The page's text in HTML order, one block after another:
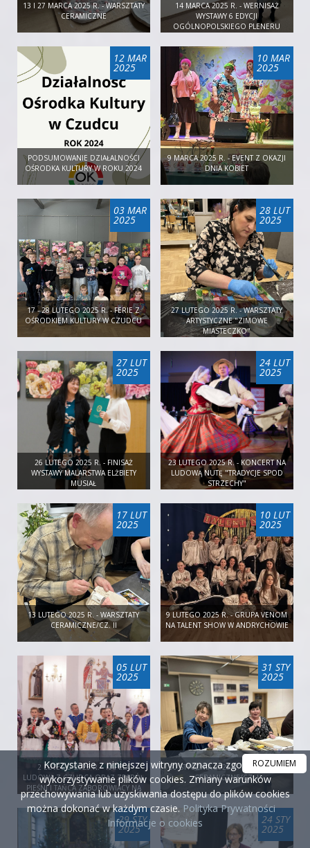
13 I 27 MARCA 2025 R. - WARSZTATY
CERAMICZNE
14 MARCA 2025 R. - WERNISAŻ
WYSTAWY 6 EDYCJI
OGÓLNOPOLSKIEGO PLENERU
12 MAR
2025
PODSUMOWANIE DZIAŁALNOŚCI
OŚRODKA KULTURY W ROKU 2024
10 MAR
2025
9 MARCA 2025 R. - EVENT Z OKAZJI
DNIA KOBIET
03 MAR
2025
17 - 28 LUTEGO 2025 R. - FERIE Z
OŚRODKIEM KULTURY W CZUDCU
28 LUT
2025
27 LUTEGO 2025 R. - WARSZTATY
ARTYSTYCZNE "ZIMOWE
MIASTECZKO"
27 LUT
2025
26 LUTEGO 2025 R. - FINISAŻ
WYSTAWY MALARSTWA ELŻBIETY
MUSIAŁ
24 LUT
2025
23 LUTEGO 2025 R. - KONCERT NA
LUDOWĄ NUTĘ "TRADYCJE SPOD
STRZECHY"
17 LUT
2025
13 LUTEGO 2025 R. - WARSZTATY
CERAMICZNE/CZ. II
10 LUT
2025
9 LUTEGO 2025 R. - GRUPA VENOM
NA TALENT SHOW W ANDRYCHOWIE
05 LUT
2025
2 LUTEGO 2025 R. - KAPELA
LUDOWA Z CZUDCA ORAZ ZESPÓŁ
PIEŚNI I TAŃCA ZABOROWIACY NA
PODKARPACKIM KOLĘDOWANIU W
BRATKOWICACH
31 STY
2025
30 STYCZNIA 2025 R. - WARSZTATY
CERAMICZNE/CZ. I
29 STY
2025
24 STY
2025
Korzystanie z niniejszej witryny oznacza zgodę na
wykorzystywanie plików cookies. Zmiany warunków
przechowywania lub uzyskiwania dostępu do plików cookies
można dokonać w każdym czasie. Polityka Prywatności
Informacje o cookies
ROZUMIEM